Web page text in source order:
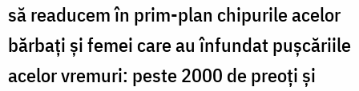
să readucem în prim-plan chipurile acelor
bărbați și femei care au înfundat pușcăriile
acelor vremuri: peste 2000 de preoți și